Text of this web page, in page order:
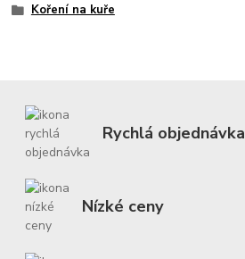
Koření na kuře
Rychlá objednávka
Nízké ceny